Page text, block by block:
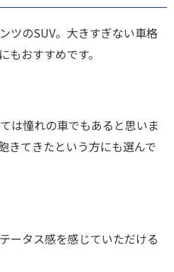
ツのSUV。大きすぎない車格
もおすすめです。
は憧れの車でもあると思いま
きてきたという方にも選んで
ータス感を感じていただける